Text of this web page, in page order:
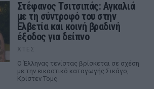
Στέφανος Τσιτσιπάς: Αγκαλιά
με τη σύντροφό του στην
Ελβετία και κοινή βραδινή
έξοδος για δείπνο
ΧΤΕΣ
Ο Έλληνας τενίστας βρίσκεται σε σχέση
με την εικαστικό καταγωγής Σικάγο,
Κρίστεν Τομς